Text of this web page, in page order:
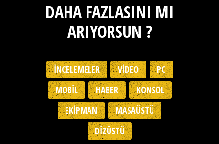
DAHA FAZLASINI MI
ARIYORSUN ?
İNCELEMELER VIDEO
PC
MOBIL
HABER
KONSOL
EKIPMAN
MASAÜSTÜ
DIZÜSTÜ